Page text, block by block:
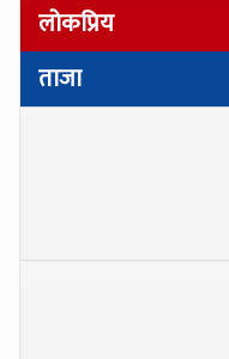
लोकप्रिय
ताजा